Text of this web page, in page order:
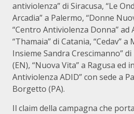
antiviolenza” di Siracusa, “Le
Arcadia” a Palermo, “Donne
“Centro Antiviolenza Donna” ad
“Thamaia” di Catania, “Cedav” a
Insieme Sandra Crescimanno”
(EN), “Nuova Vita” a Ragusa ed
Antiviolenza ADID” con sede a
Borgetto (PA).
Il claim della campagna che